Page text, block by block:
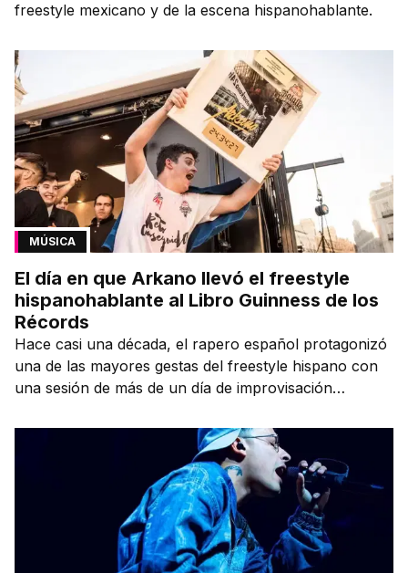
freestyle mexicano y de la escena hispanohablante.
MÚSICA
El día en que Arkano llevó el freestyle
hispanohablante al Libro Guinness de los
Récords
Hace casi una década, el rapero español protagonizó
una de las mayores gestas del freestyle hispano con
una sesión de más de un día de improvisación